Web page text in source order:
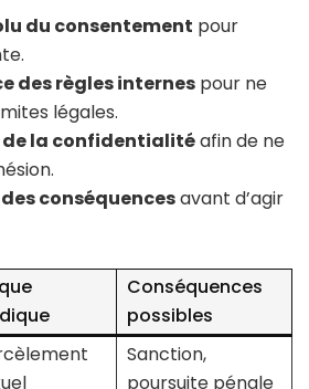
du consentement pour
des règles internes pour ne
légales.
de la confidentialitéafin de ne
conséquencesavant d’agir
Conséquences
possibles
Sanction,
poursuite pénale